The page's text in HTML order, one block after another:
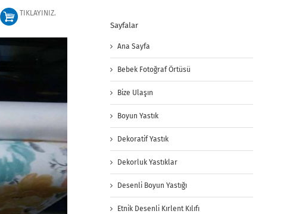
TIKLAYINIZ.
Sayfalar
Ana Sayfa
Bebek Fotoğraf Örtüsü
Bize Ulaşın
Boyun Yastık
Dekoratif Yastık
Dekorluk Yastıklar
Desenli Boyun Yastığı
Etnik Desenli Kırlent Kılıfı